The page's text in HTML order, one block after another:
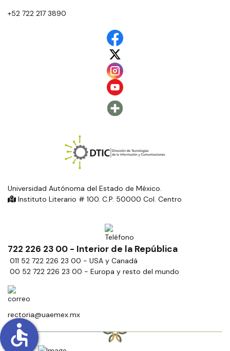
+52 722 217 3890
Universidad Autónoma del Estado de México.
Instituto Literario # 100. C.P. 50000 Col. Centro
722 226 23 00 - Interior de la República
011 52 722 226 23 00 - USA y Canadá
00 52 722 226 23 00 - Europa y resto del mundo
rectoria@uaemex.mx
accessible